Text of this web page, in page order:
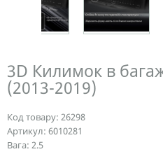
3D Килимок в
(2013-2019)
Код товару: 26298
Артикул: 6010281
Вага: 2.5